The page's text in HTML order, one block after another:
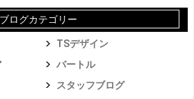
ブログカテゴリー
TSデザイン
バートル
スタッフブログ